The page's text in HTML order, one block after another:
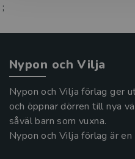
;
Nypon och Vilja
Nypon och Vilja förlag ger
och öppnar dörren till nya
såväl barn som vuxna.
Nypon och Vilja förlag är